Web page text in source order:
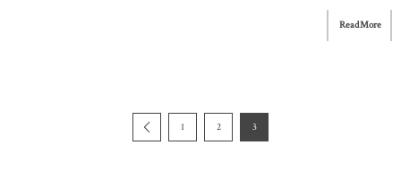
Read More
1 2 3